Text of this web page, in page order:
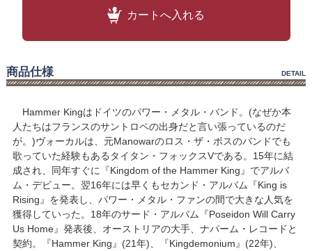
カートへ入れる
商品仕様 DETAIL
Hammer Kingはドイツのパワー・メタル・バンド。(なぜか本
人たちはフランスのサントロペの出身だと言い張っているのだ
が。)ヴォーカルは、元Manowarのロス・ザ・ボスのバンドでも
歌っていた経験もあるタイタン・フォックスVである。15年に結
成され、同年すぐに『Kingdom of the Hammer King』でアルバ
ム・デビュー。翌16年には早くもセカンド・アルバム『King is
Rising』を発表し、パワー・メタル・ファンの間で大きな人気を
獲得していった。18年のサード・アルバム『Poseidon Will Carry
Us Home』発表後、オーストリアの大手、ナパーム・レコードと
契約。『Hammer King』(21年)、『Kingdemonium』(22年)、